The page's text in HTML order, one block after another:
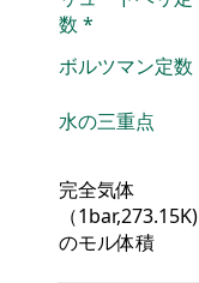
数 *
ボルツマン定数
水の三重点
完全気体
（1bar,273.15K)
のモル体積